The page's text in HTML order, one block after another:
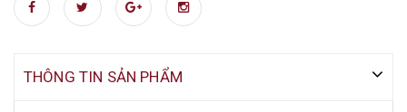
THÔNG TIN SẢN PHẨM